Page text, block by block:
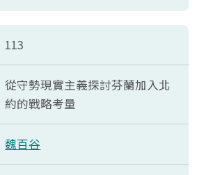
113
從守勢現實主義探討芬蘭加入北
約的戰略考量
魏百谷